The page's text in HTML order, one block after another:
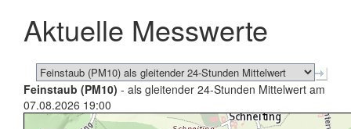
schließen
Aktuelle Messwerte
Feinstaub (PM10) - als gleitender 24-Stunden Mittelwert am
07.08.2026 19:00